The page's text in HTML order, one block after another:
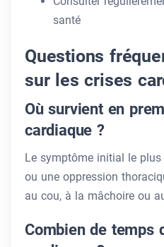
santé
Questions
sur les crises
Où survient en
cardiaque ?
Le symptôme initial le
ou une oppression
au cou, à la mâchoire ou
Combien de temps